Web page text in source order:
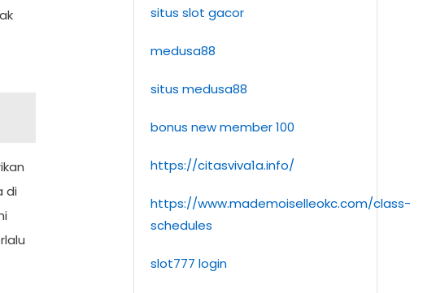
di
situs slot gacor
medusa88
situs medusa88
bonus new member 100
https://citasviva1a.info/
https://www.mademoiselleokc.com/class-
schedules
slot777 login